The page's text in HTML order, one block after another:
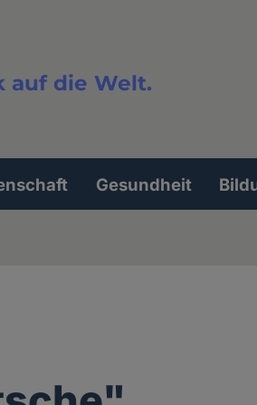
auf die Welt.
Gesundheit